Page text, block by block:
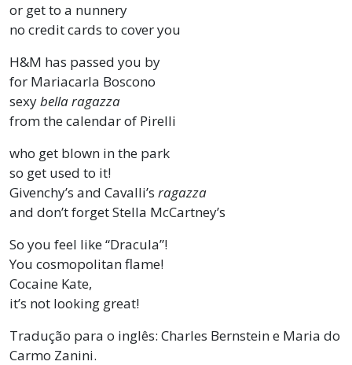
or get to a nunnery
no credit cards to cover you
H&M has passed you by
for Mariacarla Boscono
sexybella ragazza
from the calendar of Pirelli
who get blown in the park
so get used to it!
Givenchy’s and Cavalli’s ragazza
and don’t forget Stella McCartney’s
So you feel like “Dracula”!
You cosmopolitan flame!
Cocaine Kate,
it’s not looking great!
Tradução para o inglês: Charles Bernstein e Maria do
Carmo Zanini.